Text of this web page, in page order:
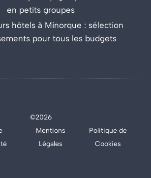
en petits groupes
hôtels à Minorque : sélection
pour tous les budgets
©2026
Mentions
Légales
Politique de
Cookies